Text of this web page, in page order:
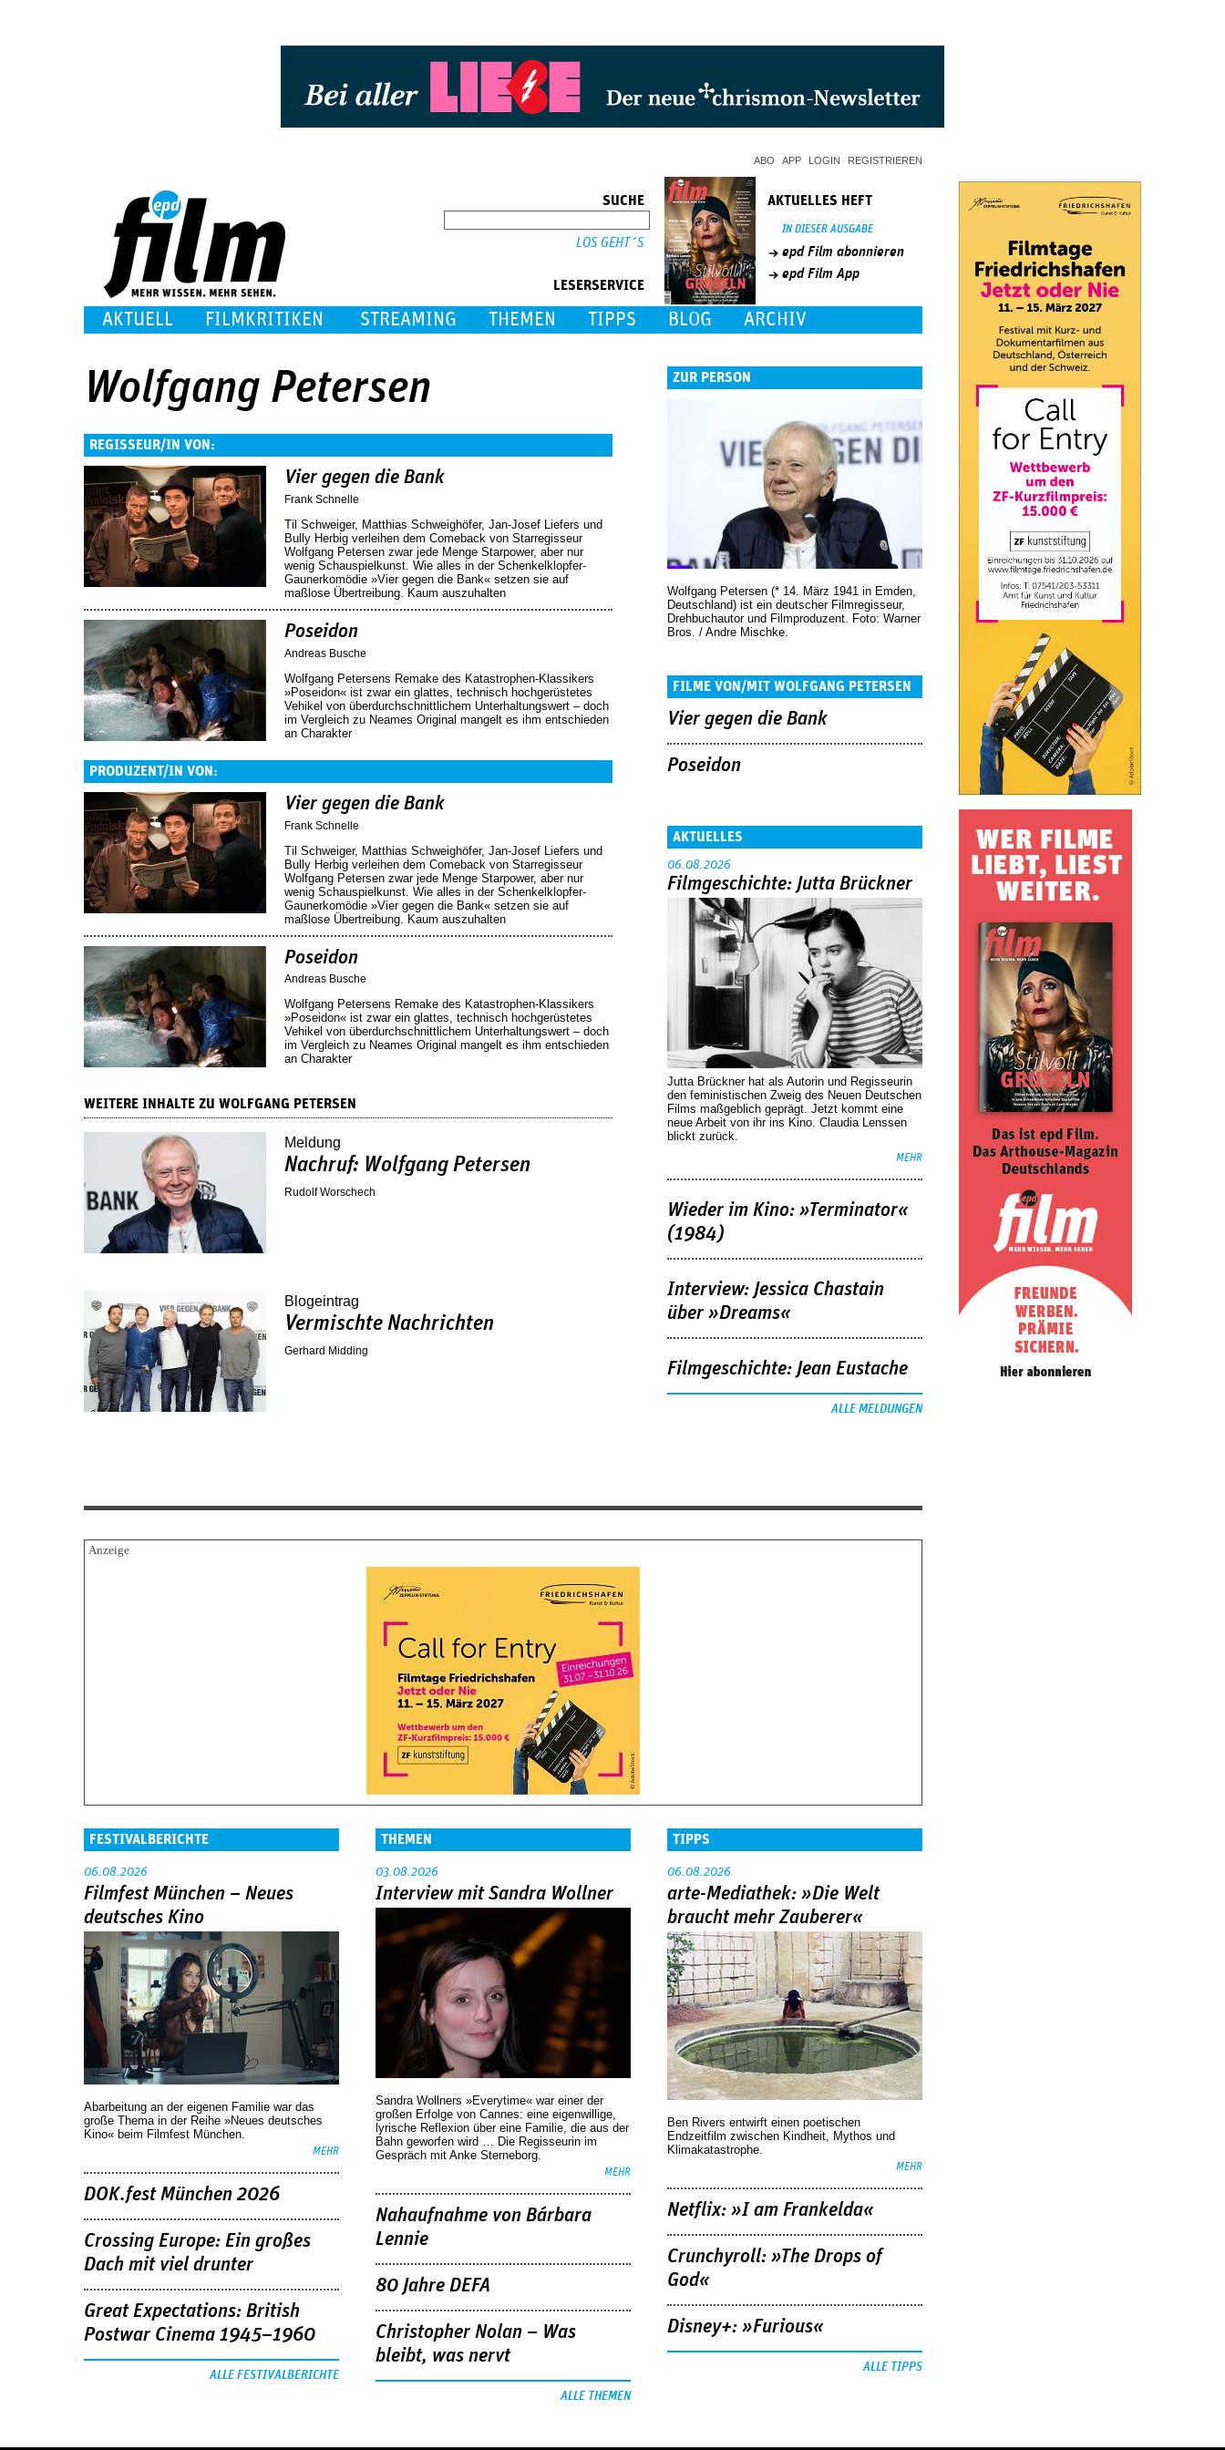
ABO APP LOGIN REGISTRIEREN
SUCHE
LESERSERVICE
AKTUELLES HEFT
IN DIESER AUSGABE
epd Film abonnieren
epd Film App
AKTUELL FILMKRITIKEN STREAMING THEMEN TIPPS BLOG ARCHIV
Wolfgang Petersen
REGISSEUR/IN VON:
Vier gegen die Bank
Frank Schnelle
Til Schweiger, Matthias Schweighöfer, Jan-Josef Liefers und
Bully Herbig verleihen dem Comeback von Starregisseur
Wolfgang Petersen zwar jede Menge Starpower, aber nur
wenig Schauspielkunst. Wie alles in der Schenkelklopfer-
Gaunerkomödie »Vier gegen die Bank« setzen sie auf
maßlose Übertreibung. Kaum auszuhalten
Poseidon
Andreas Busche
Wolfgang Petersens Remake des Katastrophen-Klassikers
»Poseidon« ist zwar ein glattes, technisch hochgerüstetes
Vehikel von überdurchschnittlichem Unterhaltungswert – doch
im Vergleich zu Neames Original mangelt es ihm entschieden
an Charakter
PRODUZENT/IN VON:
Vier gegen die Bank
Frank Schnelle
Til Schweiger, Matthias Schweighöfer, Jan-Josef Liefers und
Bully Herbig verleihen dem Comeback von Starregisseur
Wolfgang Petersen zwar jede Menge Starpower, aber nur
wenig Schauspielkunst. Wie alles in der Schenkelklopfer-
Gaunerkomödie »Vier gegen die Bank« setzen sie auf
maßlose Übertreibung. Kaum auszuhalten
Poseidon
Andreas Busche
Wolfgang Petersens Remake des Katastrophen-Klassikers
»Poseidon« ist zwar ein glattes, technisch hochgerüstetes
Vehikel von überdurchschnittlichem Unterhaltungswert – doch
im Vergleich zu Neames Original mangelt es ihm entschieden
an Charakter
WEITERE INHALTE ZU WOLFGANG PETERSEN
Meldung
Nachruf: Wolfgang Petersen
Rudolf Worschech
Blogeintrag
Vermischte Nachrichten
Gerhard Midding
ZUR PERSON
Wolfgang Petersen (* 14. März 1941 in Emden,
Deutschland) ist ein deutscher Filmregisseur,
Drehbuchautor und Filmproduzent. Foto: Warner
Bros. / Andre Mischke.
FILME VON/MIT WOLFGANG PETERSEN
Vier gegen die Bank
Poseidon
AKTUELLES
06.08.2026
Filmgeschichte: Jutta Brückner
Jutta Brückner hat als Autorin und Regisseurin
den feministischen Zweig des Neuen Deutschen
Films maßgeblich geprägt. Jetzt kommt eine
neue Arbeit von ihr ins Kino. Claudia Lenssen
blickt zurück.
MEHR
Wieder im Kino: »Terminator«
(1984)
Interview: Jessica Chastain
über »Dreams«
Filmgeschichte: Jean Eustache
ALLE MELDUNGEN
FESTIVALBERICHTE
06.08.2026
Filmfest München – Neues
deutsches Kino
Abarbeitung an der eigenen Familie war das
große Thema in der Reihe »Neues deutsches
Kino« beim Filmfest München.
MEHR
DOK.fest München 2026
Crossing Europe: Ein großes
Dach mit viel drunter
Great Expectations: British
Postwar Cinema 1945–1960
ALLE FESTIVALBERICHTE
THEMEN
03.08.2026
Interview mit Sandra Wollner
Sandra Wollners »Everytime« war einer der
großen Erfolge von Cannes: eine eigenwillige,
lyrische Reflexion über eine ­Familie, die aus der
Bahn geworfen wird … Die Regisseurin im
Gespräch mit Anke Sterneborg.
MEHR
Nahaufnahme von Bárbara
Lennie
80 Jahre DEFA
Christopher Nolan – Was
bleibt, was nervt
ALLE THEMEN
TIPPS
06.08.2026
arte-Mediathek: »Die Welt
braucht mehr Zauberer«
Ben Rivers entwirft einen poetischen
Endzeitfilm zwischen Kindheit, Mythos und
Klimakatastrophe.
MEHR
Netflix: »I am Frankelda«
Crunchyroll: »The Drops of
God«
Disney+: »Furious«
ALLE TIPPS